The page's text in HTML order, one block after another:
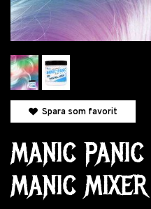
Spara som favorit
MANIC
MANIC MIXER